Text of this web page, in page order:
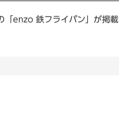
「enzo 鉄フライパン」が掲載